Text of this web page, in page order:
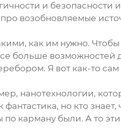
и безопасности
возобновляемые
как им нужно. Чтобы
больше возможностей
Я вот как-то сам
нанотехнологии,
но кто знает,
по карману были. А то